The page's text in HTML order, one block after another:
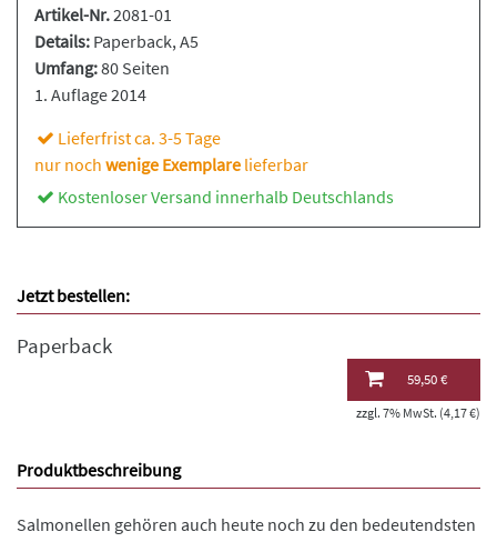
Artikel-Nr.2081-01
Details: Paperback, A5
Umfang:80 Seiten
1. Auflage 2014
Lieferfrist ca. 3-5 Tage
nur noch wenige Exemplare lieferbar
Kostenloser Versand innerhalb Deutschlands
Jetzt bestellen:
Paperback
59,50 €
zzgl. 7% MwSt. (4,17 €)
Produktbeschreibung
Salmonellen gehören auch heute noch zu den bedeutendsten